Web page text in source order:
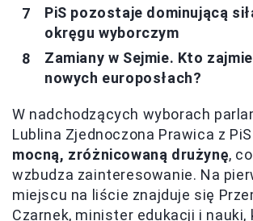
PiS pozostaje dominującą
okręgu wyborczym
Zamiany w Sejmie. Kto
nowych europosłach?
W nadchodzących wyborach
Lublina Zjednoczona Prawica z
mocną, zróżnicowaną drużynę,
wzbudza zainteresowanie. Na
miejscu na liście znajduje się
Czarnek, minister edukacji i nauki,